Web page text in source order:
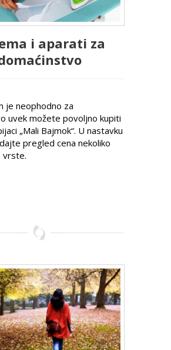
i aparati za
je neophodno za
uvek možete povoljno kupiti
„Mali Bajmok“. U nastavku
pregled cena nekoliko
vrste.